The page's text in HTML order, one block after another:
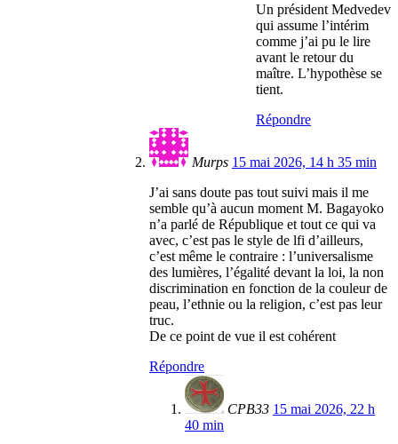
Un président Medvedev
qui assume l’intérim
comme j’ai pu le lire
avant le retour du
maître. L’hypothèse se
tient.
Répondre
Murps 15 mai 2026, 14 h 35 min
J’ai sans doute pas tout suivi mais il me
semble qu’à aucun moment M. Bagayoko
n’a parlé de République et tout ce qui va
avec, c’est pas le style de lfi d’ailleurs,
c’est même le contraire : l’universalisme
des lumières, l’égalité devant la loi, la non
discrimination en fonction de la couleur de
peau, l’ethnie ou la religion, c’est pas leur
truc.
De ce point de vue il est cohérent
Répondre
CPB33 15 mai 2026, 22 h
40 min